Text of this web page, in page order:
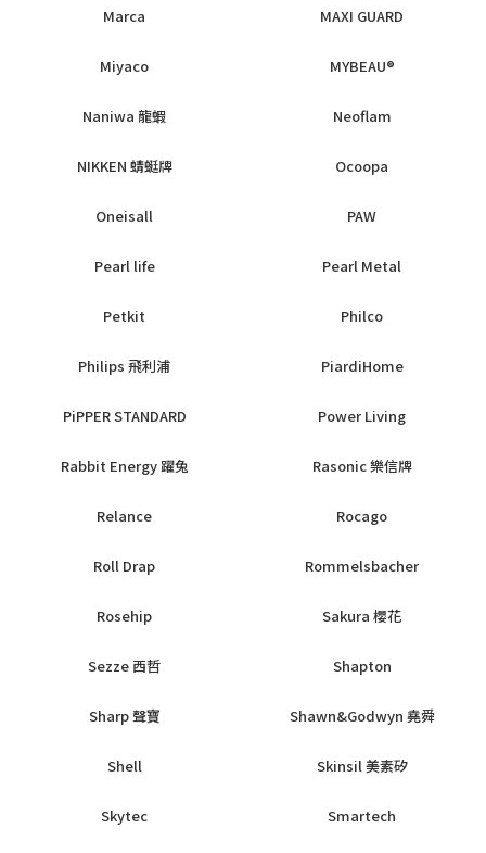
Marca MAXI GUARD
Miyaco MYBEAU®
Naniwa 龍蝦 Neoflam
NIKKEN 蜻蜓牌 Ocoopa
Oneisall PAW
Pearl life Pearl Metal
Petkit Philco
Philips 飛利浦 PiardiHome
PiPPER STANDARD Power Living
Rabbit Energy 躍兔 Rasonic 樂信牌
Relance Rocago
Roll Drap Rommelsbacher
Rosehip Sakura 櫻花
Sezze 西哲 Shapton
Sharp 聲寶 Shawn&Godwyn 堯舜
Shell Skinsil 美素矽
Skytec Smartech